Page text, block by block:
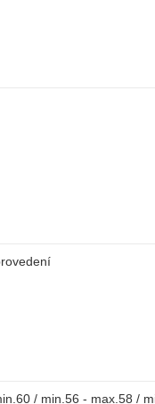
/ min.56 - max.58 /